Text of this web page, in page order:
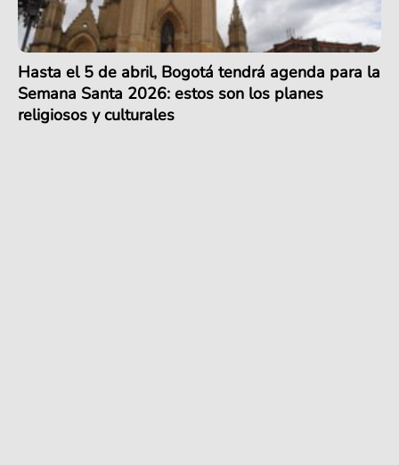
Hasta el 5 de abril, Bogotá tendrá agenda para la
Semana Santa 2026: estos son los planes
religiosos y culturales